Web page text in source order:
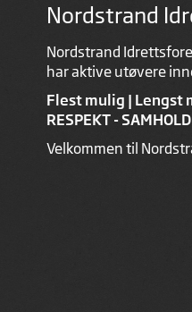
Nordstrand
Nordstrand
har aktive utøvere
Flest mulig | Lengst
RESPEKT -
Velkommen til